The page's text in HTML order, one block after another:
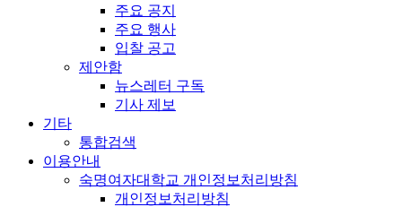
주요 공지
주요 행사
입찰 공고
제안함
뉴스레터 구독
기사 제보
기타
통합검색
이용안내
숙명여자대학교 개인정보처리방침
개인정보처리방침